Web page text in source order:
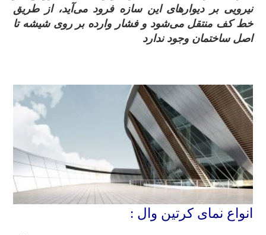
نیرویی بر دیوارهای این سازه فرود می‌آید، از طریق
خط کف منتقل می‌شود و فشار وارده بر روی شیشه تا
اصل ساختمان وجود ندارد
انواع نمای کرتین وال :